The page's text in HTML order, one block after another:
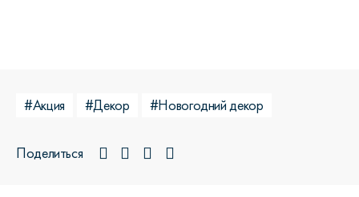
#Акция #Декор #Новогодний декор
Поделиться